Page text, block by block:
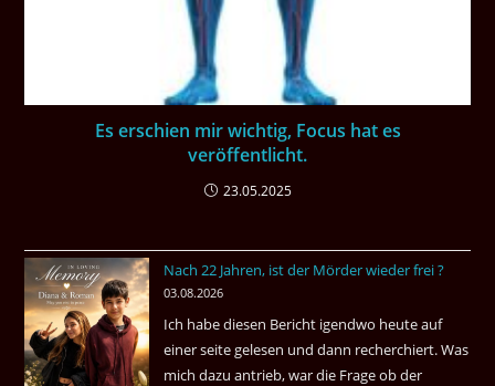
Es erschien mir wichtig, Focus hat es
veröffentlicht.
23.05.2025
Nach 22 Jahren, ist der Mörder wieder frei ?
03.08.2026
Ich habe diesen Bericht igendwo heute auf
einer seite gelesen und dann recherchiert. Was
mich dazu antrieb, war die Frage ob der